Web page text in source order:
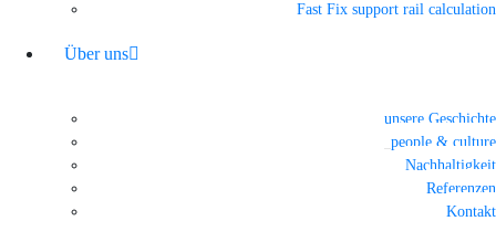
Fast Fix support rail calculation
Über uns
unsere Geschichte
people & culture
Nachhaltigkeit
Referenzen
Kontakt